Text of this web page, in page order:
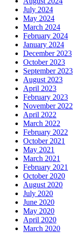
July 2024
May 2024
March 2024
February 2024
January 2024
December 2023
October 2023
September 2023
August 2023
April 2023
February 2023
November 2022
April 2022
March 2022
February 2022
October 2021
May 2021
March 2021
February 2021
October 2020
August 2020
July 2020
June 2020
May 2020
April 2020
March 2020